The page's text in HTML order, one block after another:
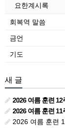
요한계시록
회복역 말씀
금언
기도
새 글
2026 여름 훈련
2026 여름 훈련 11
2026 여름 훈련